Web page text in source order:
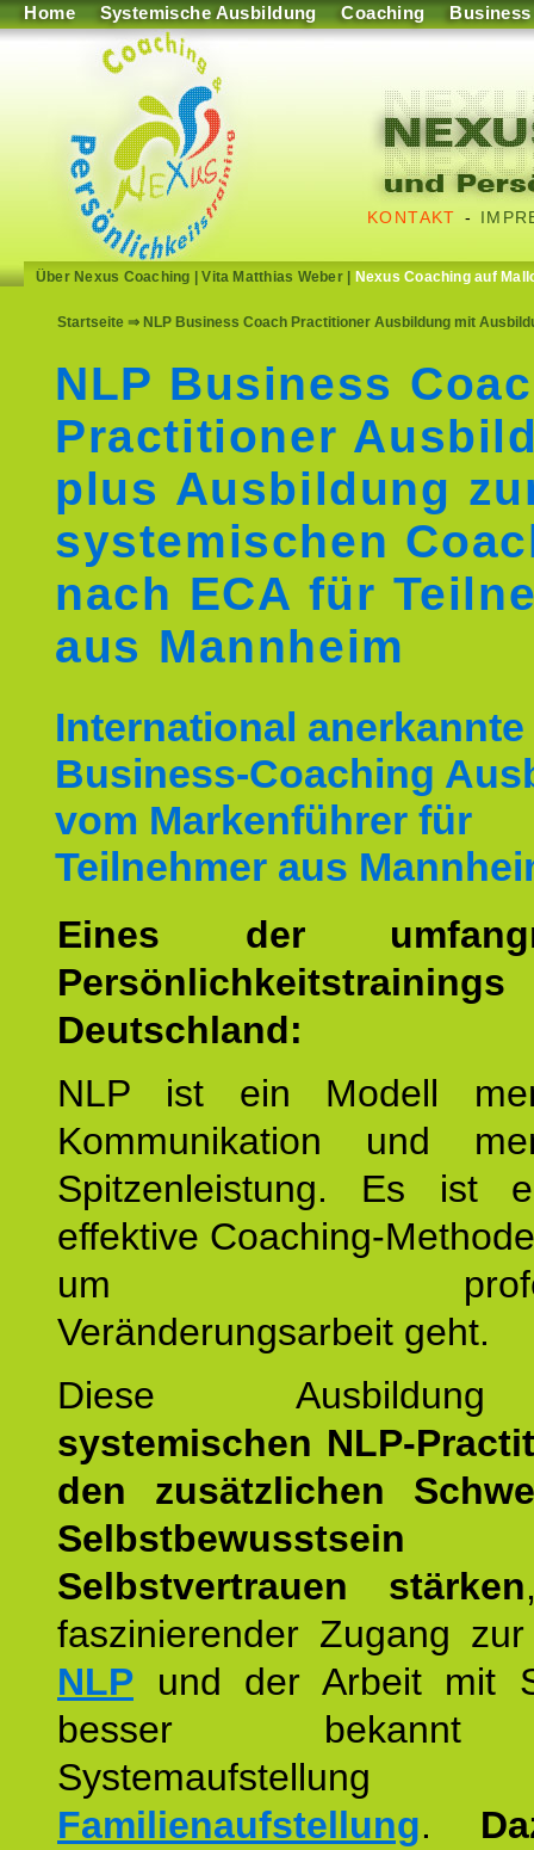
Home Systemische Ausbildung Coaching Business
KONTAKT -
Über Nexus Coaching |Vita Matthias Weber| Nexus Coaching auf
Startseite ⇒ NLP Business Coach Practitioner Ausbildung mit
NLP Business
Practitioner
plus Ausbildung
systemischen
nach ECA für
aus Mannheim
International anerkannte
Business-Coaching
vom Markenführer für
Teilnehmer aus
Eines der
Deutschland:
NLP ist ein Modell
Kommunikation und
Spitzenleistung. Es ist
effektive Coaching-
um
Veränderungsarbeit geht.
Diese
systemischen NLP-
den zusätzlichen
Selbstvertrauen stärken
faszinierender Zugang
NLP und der Arbeit mit
besser
Familienaufstellung.